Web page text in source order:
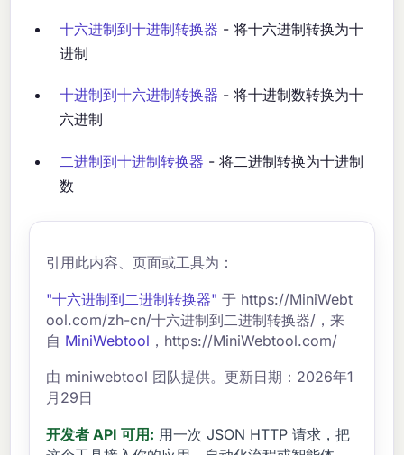
十六进制到十进制转换器 - 将十六进制转换为十
进制
十进制到十六进制转换器 - 将十进制数转换为十
六进制
二进制到十进制转换器 - 将二进制转换为十进制
数
引用此内容、页面或工具为：
"十六进制到二进制转换器" 于 https://MiniWebt
ool.com/zh-cn/十六进制到二进制转换器/，来
自 MiniWebtool ，https://MiniWebtool.com/
由 miniwebtool 团队提供。更新日期：2026年1
月29日
开发者 API 可用: 用一次 JSON HTTP 请求，把